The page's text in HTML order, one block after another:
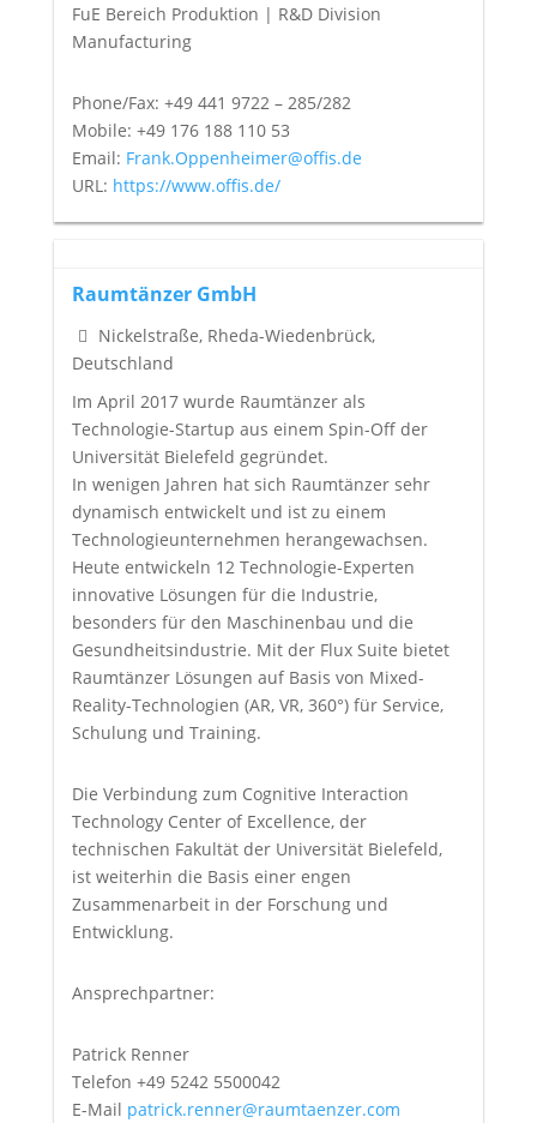
FuE Bereich Produktion | R&D Division
Manufacturing
Phone/Fax: +49 441 9722 – 285/282
Mobile: +49 176 188 110 53
Email: Frank.Oppenheimer@offis.de
URL: https://www.offis.de/
Raumtänzer GmbH
Nickelstraße, Rheda-Wiedenbrück,
Deutschland
Im April 2017 wurde Raumtänzer als
Technologie-Startup aus einem Spin-Off der
Universität Bielefeld gegründet.
In wenigen Jahren hat sich Raumtänzer sehr
dynamisch entwickelt und ist zu einem
Technologieunternehmen herangewachsen.
Heute entwickeln 12 Technologie-Experten
innovative Lösungen für die Industrie,
besonders für den Maschinenbau und die
Gesundheitsindustrie. Mit der Flux Suite bietet
Raumtänzer Lösungen auf Basis von Mixed-
Reality-Technologien (AR, VR, 360°) für Service,
Schulung und Training.
Die Verbindung zum Cognitive Interaction
Technology Center of Excellence, der
technischen Fakultät der Universität Bielefeld,
ist weiterhin die Basis einer engen
Zusammenarbeit in der Forschung und
Entwicklung.
Ansprechpartner:
Patrick Renner
Telefon +49 5242 5500042
E-Mail patrick.renner@raumtaenzer.com